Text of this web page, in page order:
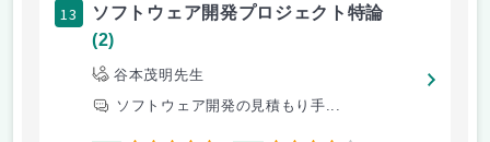
13
ソフトウェア開発プロジェクト特論
(2)
谷本茂明先生
ソフトウェア開発の見積もり手...